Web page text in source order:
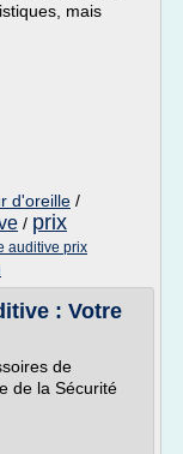
mais
d'oreille /
/ prix
auditive prix
: Votre
de
de la Sécurité